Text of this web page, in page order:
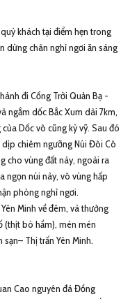
khách tại điểm hẹn trong
dừng chân nghỉ ngơi ăn sáng
đi Cổng Trời Quản Bạ -
ngắm dốc Bắc Xum dài 7km,
Dốc vô cũng kỳ vỹ. Sau đó
chiêm ngưỡng Núi Đôi Cô
cho vùng đất này, ngoài ra
ngọn núi này, vô vùng hấp
phòng nghỉ ngơi.
Minh về đêm, và thưởng
(thịt bò hầm), mèn mén
Thị trấn Yên Minh.
Cao nguyên đá Đồng